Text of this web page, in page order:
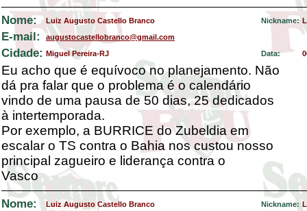
Nome: Luiz Augusto Castello Branco Nickname:
E-mail: augustocastellobranco@gmail.com
Cidade: Miguel Pereira-RJ Data:
Eu acho que é equívoco no planejamento. Não
dá pra falar que o problema é o calendário
vindo de uma pausa de 50 dias, 25 dedicados
à intertemporada.
Por exemplo, a BURRICE do Zubeldia em
escalar o TS contra o Bahia nos custou nosso
principal zagueiro e liderança contra o
Vasco
Nome: Luiz Augusto Castello Branco Nickname: